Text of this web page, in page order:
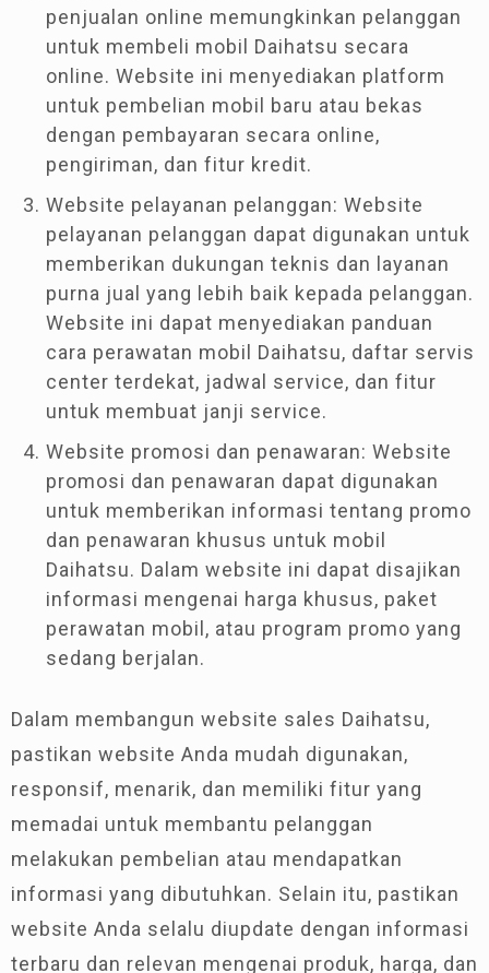
penjualan online memungkinkan pelanggan
untuk membeli mobil Daihatsu secara
online. Website ini menyediakan platform
untuk pembelian mobil baru atau bekas
dengan pembayaran secara online,
pengiriman, dan fitur kredit.
Website pelayanan pelanggan: Website
pelayanan pelanggan dapat digunakan untuk
memberikan dukungan teknis dan layanan
purna jual yang lebih baik kepada pelanggan.
Website ini dapat menyediakan panduan
cara perawatan mobil Daihatsu, daftar servis
center terdekat, jadwal service, dan fitur
untuk membuat janji service.
Website promosi dan penawaran: Website
promosi dan penawaran dapat digunakan
untuk memberikan informasi tentang promo
dan penawaran khusus untuk mobil
Daihatsu. Dalam website ini dapat disajikan
informasi mengenai harga khusus, paket
perawatan mobil, atau program promo yang
sedang berjalan.
Dalam membangun website sales Daihatsu,
pastikan website Anda mudah digunakan,
responsif, menarik, dan memiliki fitur yang
memadai untuk membantu pelanggan
melakukan pembelian atau mendapatkan
informasi yang dibutuhkan. Selain itu, pastikan
website Anda selalu diupdate dengan informasi
terbaru dan relevan mengenai produk, harga, dan